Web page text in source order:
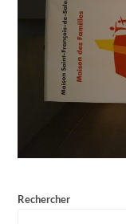
Rechercher